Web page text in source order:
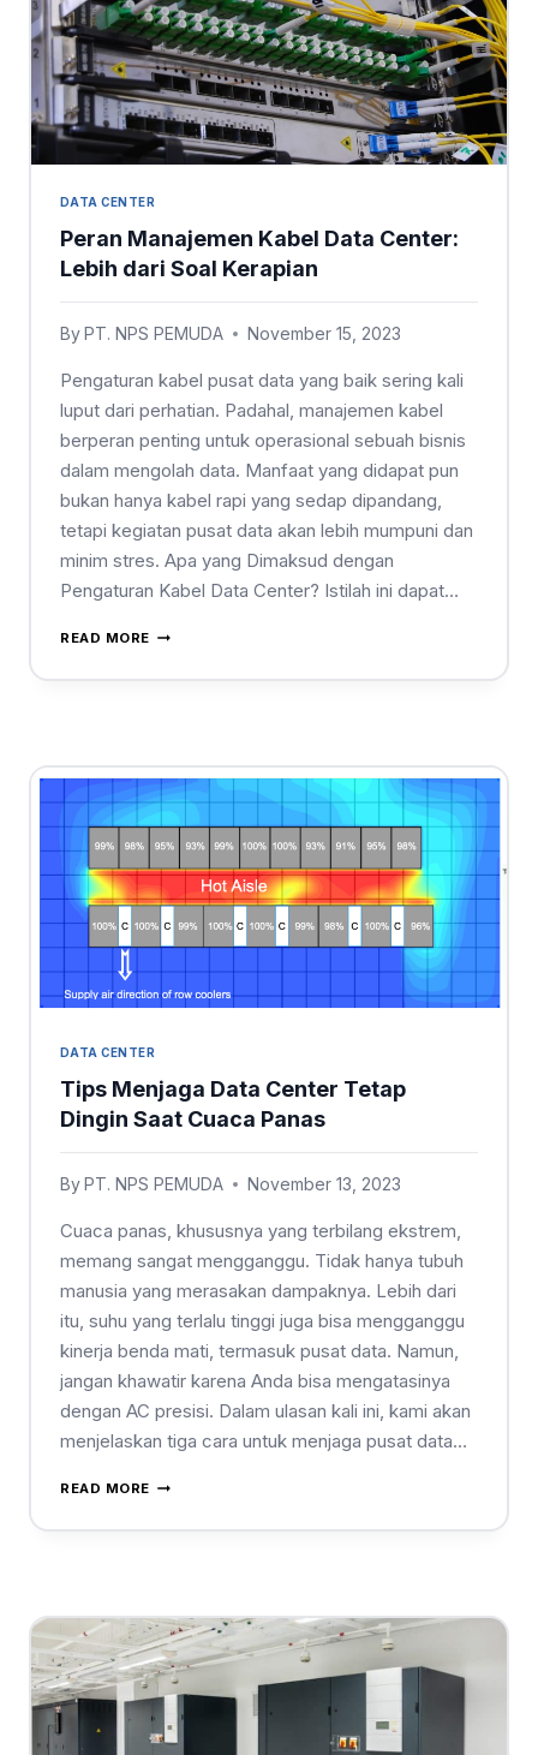
DATA CENTER
Peran Manajemen Kabel Data Center:
Lebih dari Soal Kerapian
ByPT. NPS PEMUDA November 15, 2023
Pengaturan kabel pusat data yang baik sering kali
luput dari perhatian. Padahal, manajemen kabel
berperan penting untuk operasional sebuah bisnis
dalam mengolah data. Manfaat yang didapat pun
bukan hanya kabel rapi yang sedap dipandang,
tetapi kegiatan pusat data akan lebih mumpuni dan
minim stres. Apa yang Dimaksud dengan
Pengaturan Kabel Data Center? Istilah ini dapat…
READ MORE
DATA CENTER
Tips Menjaga Data Center Tetap
Dingin Saat Cuaca Panas
ByPT. NPS PEMUDA November 13, 2023
Cuaca panas, khususnya yang terbilang ekstrem,
memang sangat mengganggu. Tidak hanya tubuh
manusia yang merasakan dampaknya. Lebih dari
itu, suhu yang terlalu tinggi juga bisa mengganggu
kinerja benda mati, termasuk pusat data. Namun,
jangan khawatir karena Anda bisa mengatasinya
dengan AC presisi. Dalam ulasan kali ini, kami akan
menjelaskan tiga cara untuk menjaga pusat data…
READ MORE